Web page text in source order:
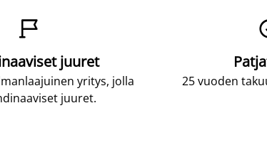

juuret
yritys, jolla
juuret.
25 vuoden